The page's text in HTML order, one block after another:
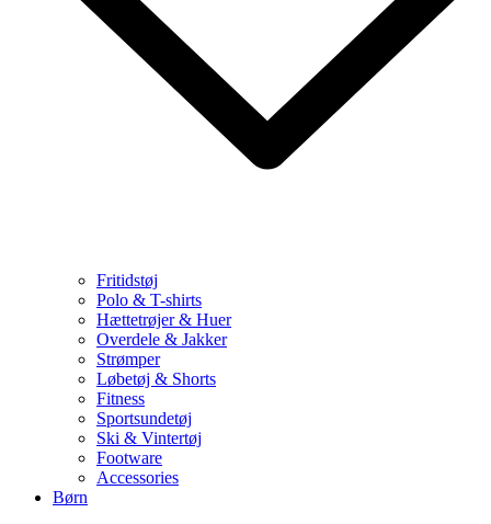
Fritidstøj
Polo & T-shirts
Hættetrøjer & Huer
Overdele & Jakker
Strømper
Løbetøj & Shorts
Fitness
Sportsundetøj
Ski & Vintertøj
Footware
Accessories
Børn